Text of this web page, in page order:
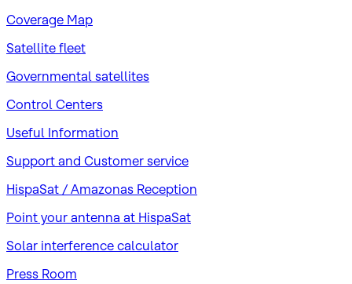
Coverage Map
Satellite fleet
Governmental satellites
Control Centers
Useful Information
Support and Customer service
HispaSat / Amazonas Reception
Point your antenna at HispaSat
Solar interference calculator
Press Room